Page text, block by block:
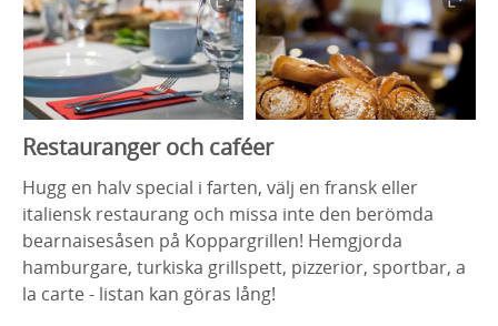
Restauranger och caféer
Hugg en halv special i farten, välj en fransk eller
italiensk restaurang och missa inte den berömda
bearnaisesåsen på Koppargrillen! Hemgjorda
hamburgare, turkiska grillspett, pizzerior, sportbar, a
la carte - listan kan göras lång!